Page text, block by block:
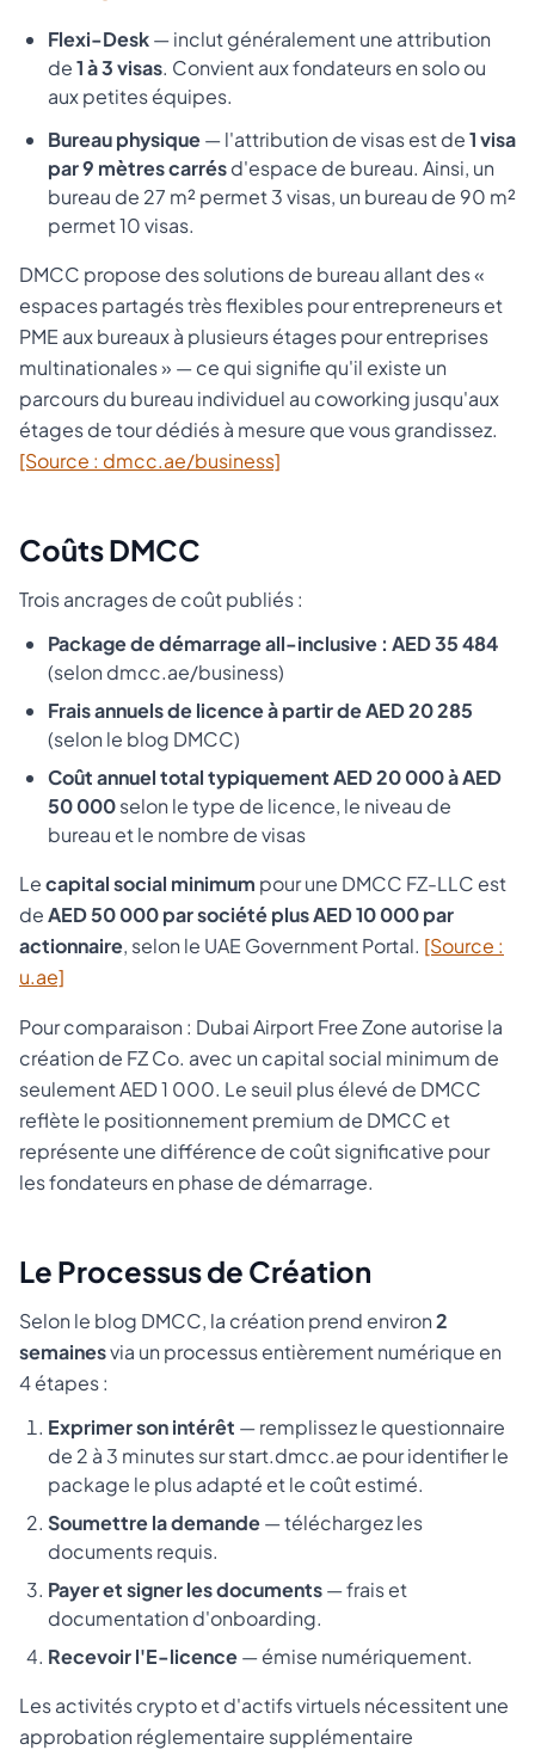
Flexi-Desk— inclut généralement une attribution
de1 à 3 visas. Convient aux fondateurs en solo ou
aux petites équipes.
Bureau physique— l'attribution de visas est de1 visa
par 9 mètres carrésd'espace de bureau. Ainsi, un
bureau de 27 m² permet 3 visas, un bureau de 90 m²
permet 10 visas.
DMCC propose des solutions de bureau allant des «
espaces partagés très flexibles pour entrepreneurs et
PME aux bureaux à plusieurs étages pour entreprises
multinationales » — ce qui signifie qu'il existe un
parcours du bureau individuel au coworking jusqu'aux
étages de tour dédiés à mesure que vous grandissez.
[Source : dmcc.ae/business]
Coûts DMCC
Trois ancrages de coût publiés :
Package de démarrage all-inclusive : AED 35 484
(selon dmcc.ae/business)
Frais annuels de licence à partir de AED 20 285
(selon le blog DMCC)
Coût annuel total typiquement AED 20 000 à AED
50 000selon le type de licence, le niveau de
bureau et le nombre de visas
Lecapital social minimum pour une DMCC FZ-LLC est
deAED 50 000 par société plus AED 10 000 par
actionnaire, selon le UAE Government Portal. [Source :
u.ae]
Pour comparaison : Dubai Airport Free Zone autorise la
création de FZ Co. avec un capital social minimum de
seulement AED 1 000. Le seuil plus élevé de DMCC
reflète le positionnement premium de DMCC et
représente une différence de coût significative pour
les fondateurs en phase de démarrage.
Le Processus de Création
Selon le blog DMCC, la création prend environ2
semainesvia un processus entièrement numérique en
4 étapes :
Exprimer son intérêt — remplissez le questionnaire
de 2 à 3 minutes sur start.dmcc.ae pour identifier le
package le plus adapté et le coût estimé.
Soumettre la demande— téléchargez les
documents requis.
Payer et signer les documents— frais et
documentation d'onboarding.
Recevoir l'E-licence— émise numériquement.
Les activités crypto et d'actifs virtuels nécessitent une
approbation réglementaire supplémentaire